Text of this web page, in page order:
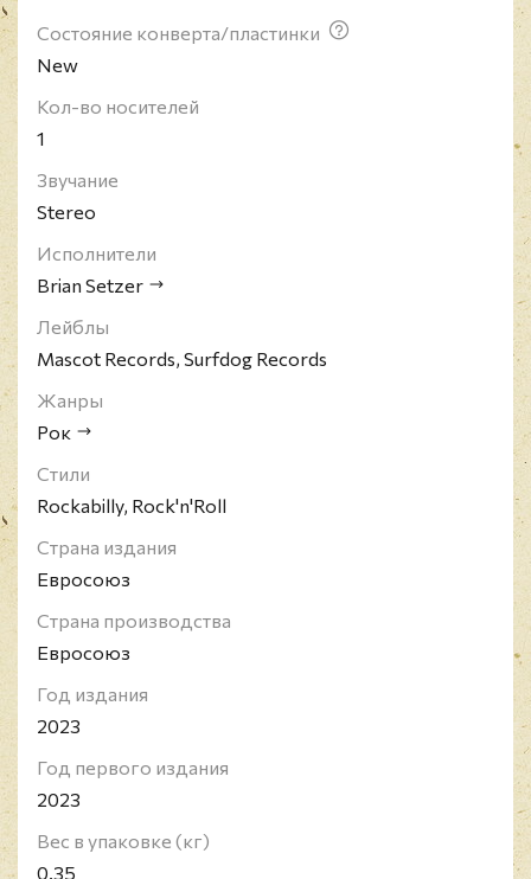
Состояние конверта/пластинки
New
Кол-во носителей
1
Звучание
Stereo
Исполнители
Brian Setzer
Лейблы
Mascot Records, Surfdog Records
Жанры
Рок
Стили
Rockabilly, Rock'n'Roll
Страна издания
Евросоюз
Страна производства
Евросоюз
Год издания
2023
Год первого издания
2023
Вес в упаковке (кг)
0.35